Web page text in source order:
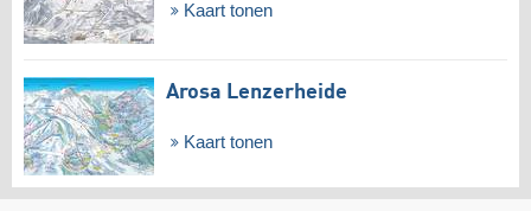
Kaart tonen
Arosa Lenzerheide
Kaart tonen